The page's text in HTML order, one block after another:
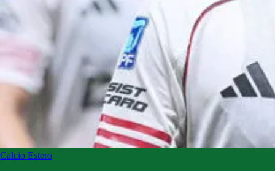
Calcio Estero